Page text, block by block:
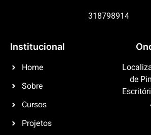
318798914
Institucional
Home
Sobre
Cursos
Projetos
de